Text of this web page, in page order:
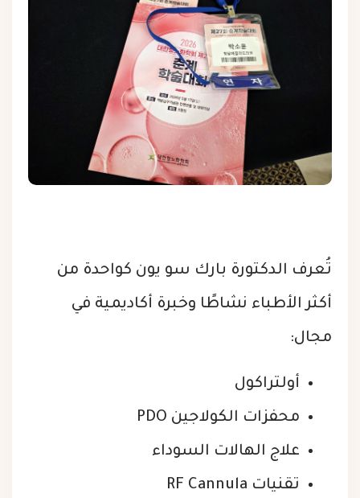
تُعرف الدكتورة بارك سو يون كواحدة من
أكثر الأطباء نشاطًا وخبرة أكاديمية في
مجال:
أولتراكول
محفزات الكولاجين PDO
علاج الهالات السوداء
تقنيات RF Cannula